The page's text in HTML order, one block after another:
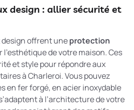
design : allier sécurité et
design offrent uneprotection
l’esthétique de votre maison. Ces
et style pour répondre aux
à Charleroi. Vous pouvez
en fer forgé, en acier inoxydable
à l’architecture de votre